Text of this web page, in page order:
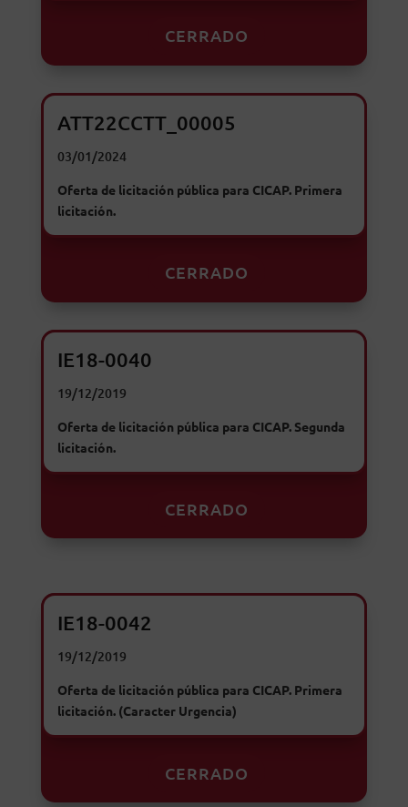
CERRADO
ATT22CCTT_00005
03/01/2024
Oferta de licitación pública para CICAP. Primera
licitación.
CERRADO
IE18-0040
19/12/2019
Oferta de licitación pública para CICAP. Segunda
licitación.
CERRADO
IE18-0042
19/12/2019
Oferta de licitación pública para CICAP. Primera
licitación. (Caracter Urgencia)
CERRADO